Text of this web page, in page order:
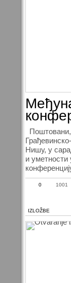
Нишу, у
и уметности
0 1001
IZLOŽBE